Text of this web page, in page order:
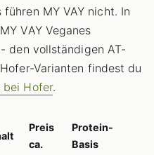
MY VAY nicht. In
VAY Veganes
den vollständigen AT-
Varianten findest du
bei Hofer.
Preis
ca.
Protein-
Basis